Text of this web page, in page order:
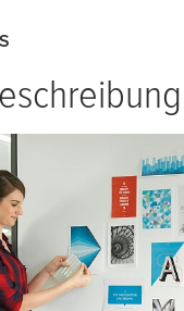
ist eine
Büro. Die
und